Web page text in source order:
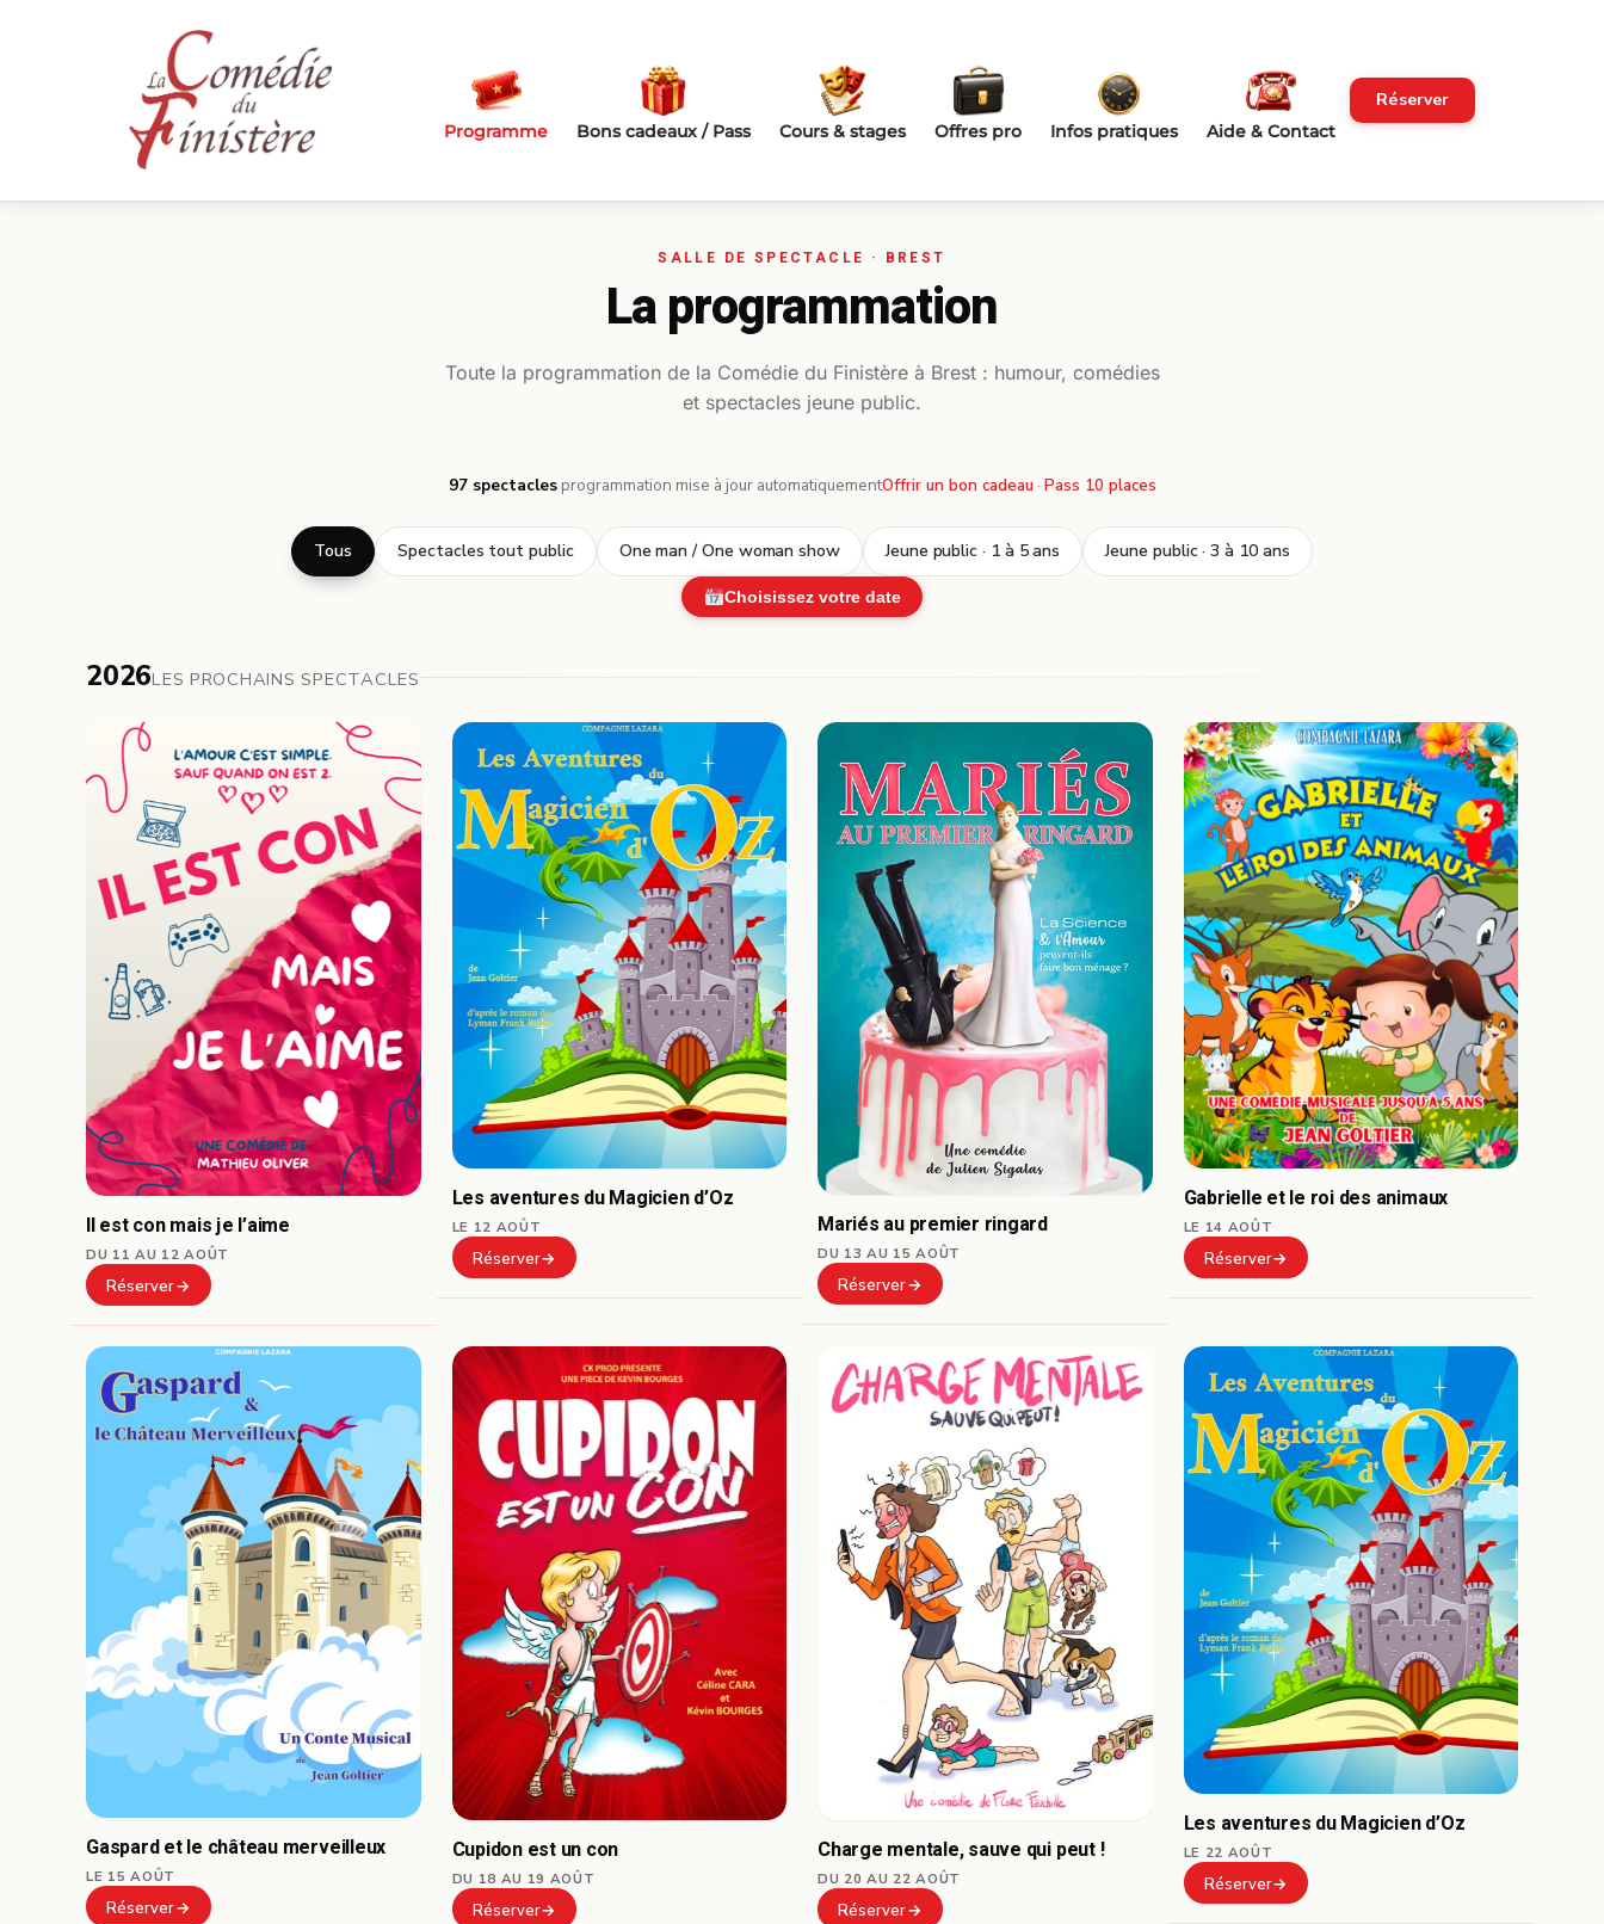
Passer au contenu principal
Programme Bons cadeaux / Pass Cours & stages Offres pro Infos pratiques Aide & Contact
Réserver
La programmation
Toute la programmation de la Comédie du Finistère à Brest : humour, comédies
et spectacles jeune public.
97 spectacles· programmation mise à jour automatiquementOffrir un bon cadeau · Pass 10 places
Tous Spectacles tout public One man / One woman show Jeune public · 1 à 5 ans Jeune public · 3 à 10 ans
Choisissez votre date
2026LES PROCHAINS SPECTACLES
Il est con mais je l’aime
DU 11 AU 12 AOÛT
Réserver
Les aventures du Magicien d’Oz
LE 12 AOÛT
Réserver
Mariés au premier ringard
DU 13 AU 15 AOÛT
Réserver
Gabrielle et le roi des animaux
LE 14 AOÛT
Réserver
Gaspard et le château merveilleux
LE 15 AOÛT
Réserver
Cupidon est un con
DU 18 AU 19 AOÛT
Réserver
Charge mentale, sauve qui peut !
DU 20 AU 22 AOÛT
Réserver
Les aventures du Magicien d’Oz
LE 22 AOÛT
Réserver